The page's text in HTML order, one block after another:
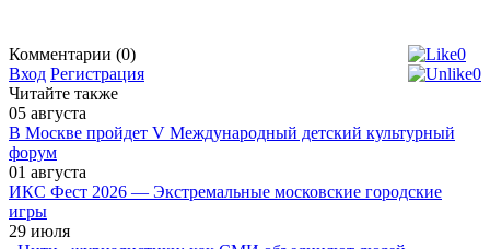
0
0
Комментарии (0)
Вход Регистрация
Читайте также
05 августа
В Москве пройдет V Международный детский культурный
форум
01 августа
ИКС Фест 2026 — Экстремальные московские городские
игры
29 июля